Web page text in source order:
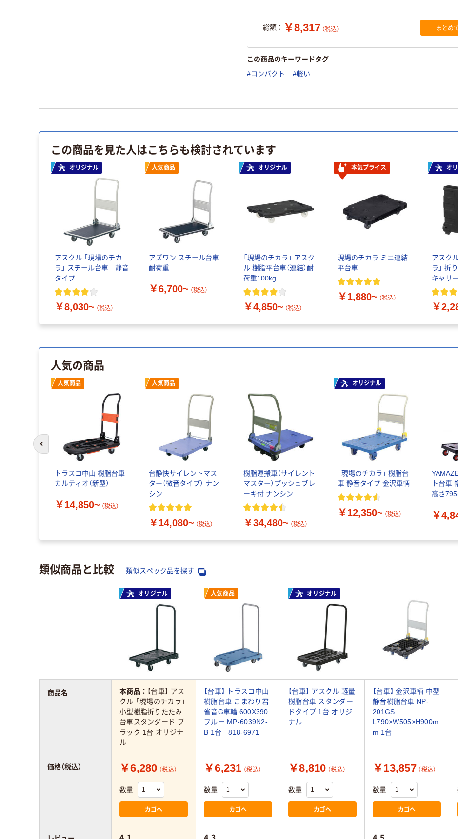
総額： ￥8,317 （税込） まとめ
この商品のキーワードタグ
#コンパクト #軽い
この商品を見た人はこちらも検討されています
オリジナル
アスクル 「現場のチカ
ラ」 スチール台車 静音
タイプ
￥8,030~ （税込）
人気商品
アズワン スチール台車
耐荷重
￥6,700~ （税込）
オリジナル
「現場のチカラ」 アスク
ル 樹脂平台車（連結）耐
荷重100kg
￥4,850~ （税込）
本気プライス
現場のチカラ ミニ連結
平台車
￥1,880~ （税込）
オ
アスク
ラ」 折
キャリ
￥
人気の商品
人気商品
トラスコ中山 樹脂台車
カルティオ（新型）
￥14,850~ （税込）
人気商品
台静快サイレントマス
ター（微音タイプ） ナン
シン
￥14,080~ （税込）
樹脂運搬車（サイレント
マスター）プッシュブレ
ーキ付 ナンシン
￥34,480~ （税込）
オリジナル
「現場のチカラ」 樹脂台
車 静音タイプ 金沢車輌
￥12,350~ （税込）
ト台車
高さ
￥
前のスライドへ
類似商品と比較 類似スペック品を探す
オリジナル 人気商品 オリジナル
本商品： 【台車】 アス
クル 「現場のチカラ」
小型樹脂折りたたみ
台車スタンダード ブ
ラック 1台 オリジナ
ル
【台車】 トラスコ中山
樹脂台車 こまわり君
省音G車輪 600X390
ブルー MP-6039N2-
B 1台 818-6971
【台車】 アスクル 軽量
樹脂台車 スタンダー
ドタイプ 1台 オリジ
ナル
【台車】 金沢車輌 中型
静音樹脂台車 NP-
201GS
L790×W505×H900m
m 1台
￥6,280 （税込）
数量
カゴへ
￥6,231 （税込）
数量
カゴへ
￥8,810 （税込）
数量
カゴへ
￥13,857 （税込）
数量
カゴへ
商品名
価格（税込）